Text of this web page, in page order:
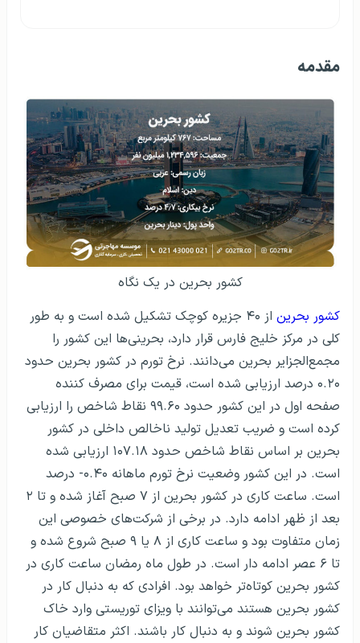
مقدمه
کشور بحرین در یک نگاه
کشور بحرین
از ۴۰ جزیره کوچک تشکیل شده است و به طور
کلی در مرکز خلیج فارس قرار دارد، بحرینی‌ها این کشور را
مجمع‌الجزایر بحرین می‌دانند. نرخ تورم در کشور بحرین حدود
۰.۲۰ درصد ارزیابی شده است، قیمت برای مصرف کننده
صفحه اول در این کشور حدود ۹۹.۶۰ نقاط شاخص را ارزیابی
کرده است و ضریب تعدیل تولید ناخالص داخلی در کشور
بحرین بر اساس نقاط شاخص حدود ۱۰۷.۱۸ ارزیابی شده
است. در این کشور وضعیت نرخ تورم ماهانه ۰.۴۰- درصد
است. ساعت کاری در کشور بحرین از ۷ صبح آغاز شده و تا ۲
بعد از ظهر ادامه دارد. در برخی از شرکت‌های خصوصی این
زمان متفاوت بود و ساعت کاری از ۸ یا ۹ صبح شروع شده و
تا ۶ عصر ادامه دار است. در طول ماه رمضان ساعت کاری در
کشور بحرین کوتاه‌تر خواهد بود. افرادی که به دنبال کار در
کشور بحرین هستند می‌توانند با ویزای توریستی وارد خاک
کشور بحرین شوند و به دنبال کار باشند. اکثر متقاضیان کار